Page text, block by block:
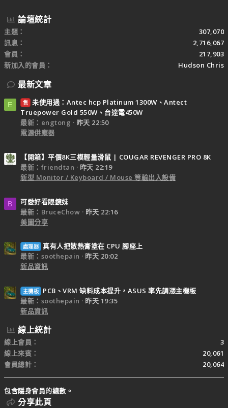
論壇統計
主題
307,070
訊息
2,716,067
會員
217,903
新加入的會員
Hudson Chris
最新文章
E 售 未使用過：Antec hcp Platinum 1300W、Antect
Truepower Gold 550W、台達電450W
最新：engtong
昨天 22:50
電源供應器
【開箱】平價8K三模輕量滑鼠 | COUGAR REVENGER PRO 8K
最新：friendtan
昨天 22:19
新型 Monitor / Keyboard / Mouse 等輸出入設備
B
可愛好看眼鏡妹
最新：BruceChow
昨天 22:16
美圖分享
處理器 真有人把散熱膏塗在 CPU 腳座上
最新：soothepain
昨天 20:02
新品資訊
主機板
PCB、VRM 缺料成本提升，ASUS 率先調漲主機板
最新：soothepain
昨天 19:35
新品資訊
線上統計
線上會員
3
線上來賓
20,061
會員總計
20,064
包含隱身會員的總數。
分享此頁